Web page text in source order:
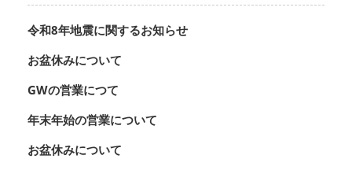
令和8年地震に関するお知らせ
お盆休みについて
GWの営業につて
年末年始の営業について
お盆休みについて